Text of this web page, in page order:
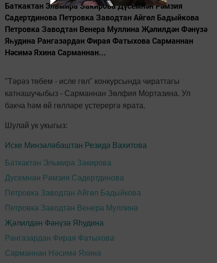
Баткактан Эльмира Закирова Дүсемнән Рәмзия
Садертдинова Петровка Заводтан Айгөл Бадыйкова
Петровка Заводтан Венера Муллина Җәлилдән Фәнүзә
Яһудина Рангазардан Фирая Фатыхова Сарманнан
Нәсимә Яхина Сарманнан...
"Тәрәз төбем - исле гөл" конкурсында чираттагы
катнашучыбыз - Сарманнан Зөлфия Мортазина. Ул
бакча һәм өй гөлләре үстерергә ярата.
Шулай ук укыгыз:
Иске Минзәләбаштан Резидә Вахитова
Баткактан Эльмира Закирова
Дүсемнән Рәмзия Садертдинова
Петровка Заводтан Айгөл Бадыйкова
Петровка Заводтан Венера Муллина
Җәлилдән Фәнүзә Яһудина
Рангазардан Фирая Фатыхова
Сарманнан Нәсимә Яхина